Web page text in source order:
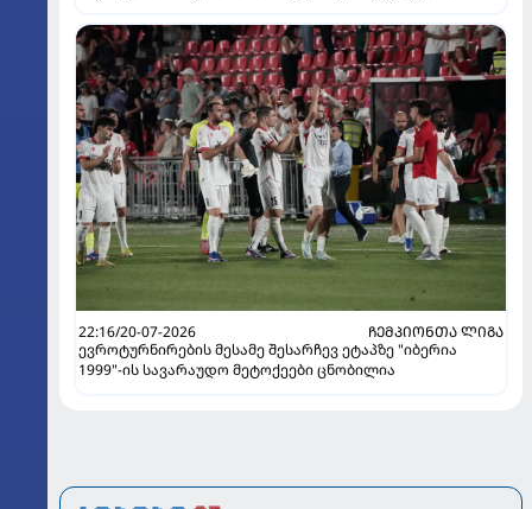
22:16/20-07-2026
ᲩᲔᲛᲞᲘᲝᲜᲗᲐ ᲚᲘᲒᲐ
ევროტურნირების მესამე შესარჩევ ეტაპზე "იბერია
1999"-ის სავარაუდო მეტოქეები ცნობილია